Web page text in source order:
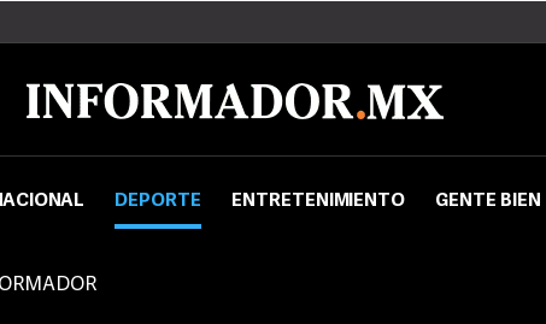
DEPORTE ENTRETENIMIENTO GENTE BIEN